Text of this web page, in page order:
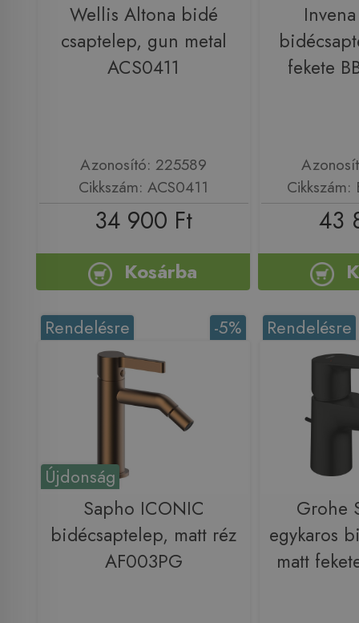
Wellis Altona bidé
csaptelep, gun metal
ACS0411
Azonosító: 225589
Cikkszám: ACS0411
34 900 Ft
Kosárba
fekete
43
Újdonság
-5%
Rendelésre
Sapho ICONIC
bidécsaptelep, matt réz
AF003PG
Rendelésre
Grohe
egykaros
matt